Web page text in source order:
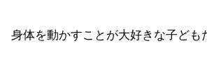
身体を動かすことが大好きな子ども